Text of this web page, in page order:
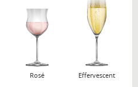
Rosé Effervescent